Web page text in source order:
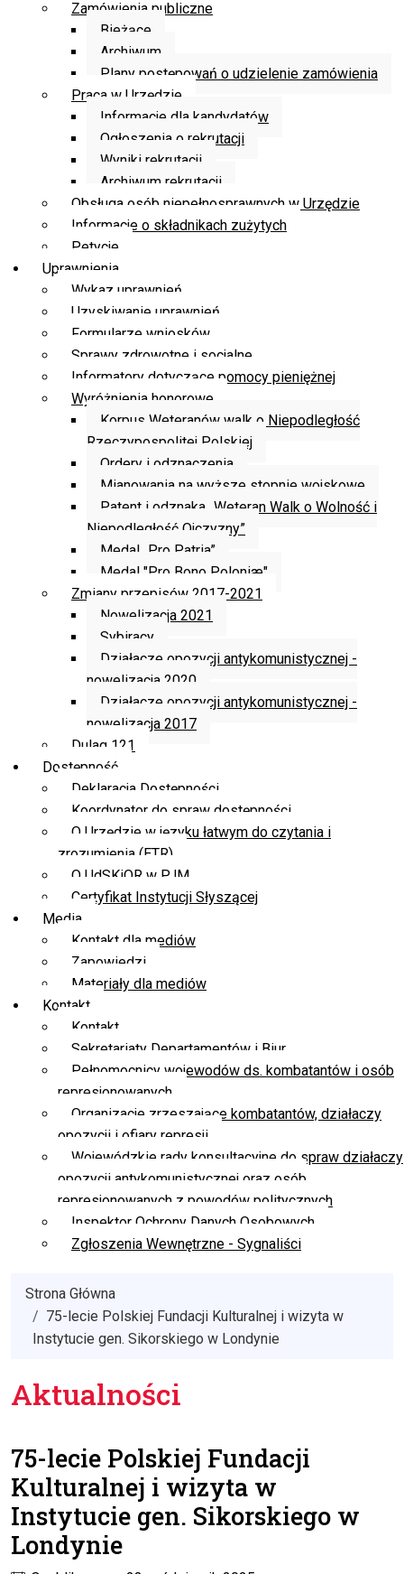
Zamówienia publiczne
Bieżące
Archiwum
Plany postępowań o udzielenie zamówienia
Praca w Urzędzie
Informacje dla kandydatów
Ogłoszenia o rekrutacji
Wyniki rekrutacji
Archiwum rekrutacji
Obsługa osób niepełnosprawnych w Urzędzie
Informacje o składnikach zużytych
Petycje
Uprawnienia
Wykaz uprawnień
Uzyskiwanie uprawnień
Formularze wniosków
Sprawy zdrowotne i socjalne
Informatory dotyczące pomocy pieniężnej
Wyróżnienia honorowe
Korpus Weteranów walk o Niepodległość
Rzeczypospolitej Polskiej
Ordery i odznaczenia
Mianowania na wyższe stopnie wojskowe
Patent i odznaka „Weteran Walk o Wolność i
Niepodległość Ojczyzny”
Medal „Pro Patria”
Medal "Pro Bono Poloniæ"
Zmiany przepisów 2017-2021
Nowelizacja 2021
Sybiracy
Działacze opozycji antykomunistycznej -
nowelizacja 2020
Działacze opozycji antykomunistycznej -
nowelizacja 2017
Dulag 121
Dostępność
Deklaracja Dostępności
Koordynator do spraw dostępności
O Urzędzie w języku łatwym do czytania i
zrozumienia (ETR)
O UdSKiOR w PJM
Certyfikat Instytucji Słyszącej
Media
Kontakt dla mediów
Zapowiedzi
Materiały dla mediów
Kontakt
Kontakt
Sekretariaty Departamentów i Biur
Pełnomocnicy wojewodów ds. kombatantów i osób
represjonowanych
Organizacje zrzeszające kombatantów, działaczy
opozycji i ofiary represji
Wojewódzkie rady konsultacyjne do spraw działaczy
opozycji antykomunistycznej oraz osób
represjonowanych z powodów politycznych
Inspektor Ochrony Danych Osobowych
Zgłoszenia Wewnętrzne - Sygnaliści
Strona Główna
75-lecie Polskiej Fundacji Kulturalnej i wizyta w
Instytucie gen. Sikorskiego w Londynie
Aktualności
75-lecie Polskiej Fundacji
Kulturalnej i wizyta w
Instytucie gen. Sikorskiego w
Londynie